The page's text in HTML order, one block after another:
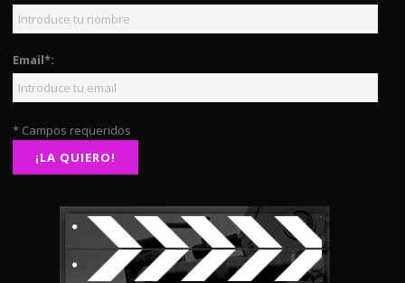
Email*:
* Campos requeridos